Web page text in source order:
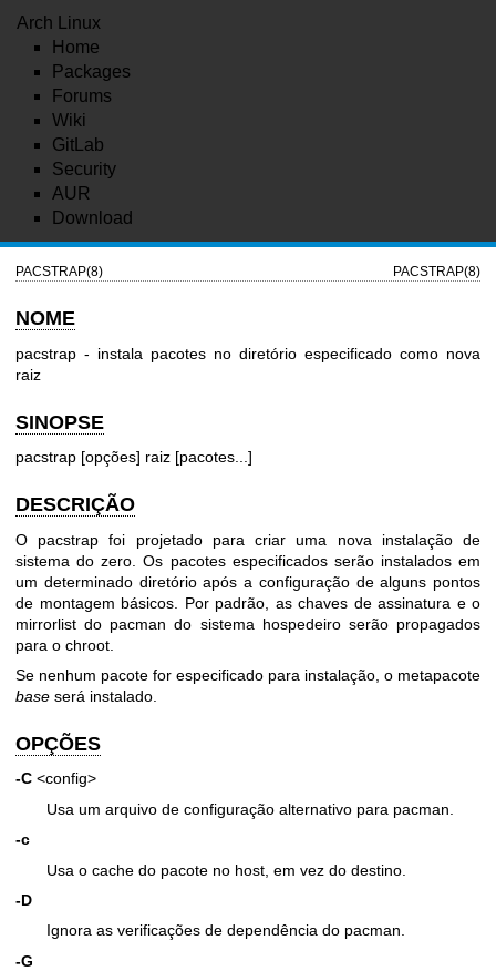
Arch Linux
Home
Packages
Forums
Wiki
GitLab
Security
AUR
Download
PACSTRAP(8) PACSTRAP(8)
NOME
pacstrap - instala pacotes no diretório especificado como nova
raiz
SINOPSE
pacstrap [opções] raiz [pacotes...]
DESCRIÇÃO
O pacstrap foi projetado para criar uma nova instalação de
sistema do zero. Os pacotes especificados serão instalados em
um determinado diretório após a configuração de alguns pontos
de montagem básicos. Por padrão, as chaves de assinatura e o
mirrorlist do pacman do sistema hospedeiro serão propagados
para o chroot.
Se nenhum pacote for especificado para instalação, o metapacote
base será instalado.
OPÇÕES
-C <config>
Usa um arquivo de configuração alternativo para pacman.
-c
Usa o cache do pacote no host, em vez do destino.
-D
Ignora as verificações de dependência do pacman.
-G